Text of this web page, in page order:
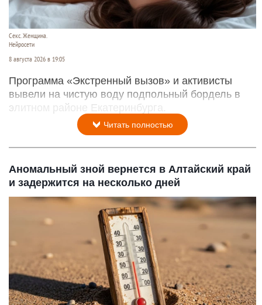
Секс. Женщина.
Нейросети
8 августа 2026 в 19:05
Программа «Экстренный вызов» и активисты
вывели на чистую воду подпольный бордель в
элитном районе Екатеринбурга.
Читать полностью
Аномальный зной вернется в Алтайский край
и задержится на несколько дней